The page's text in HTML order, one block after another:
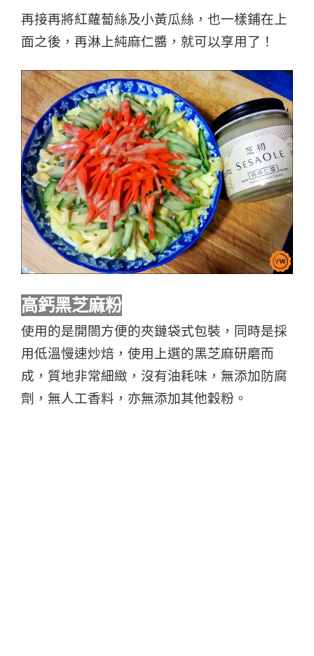
再接再將紅蘿蔔絲及小黃瓜絲，也一樣鋪在上
面之後，再淋上純麻仁醬，就可以享用了！
高鈣黑芝麻粉
使用的是開閤方便的夾鏈袋式包裝，同時是採
用低溫慢速炒焙，使用上選的黑芝麻研磨而
成， 質地非常細緻，沒有油耗味，無添加防腐
劑，無人工香料，亦無添加其他穀粉。